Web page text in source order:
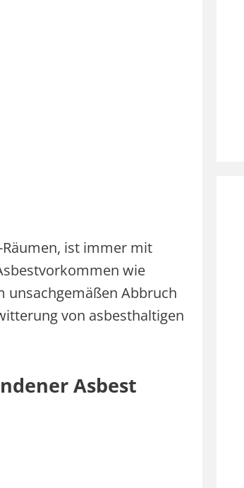
ist immer mit
wie
unsachgemäßen Abbruch
von asbesthaltigen
Asbest